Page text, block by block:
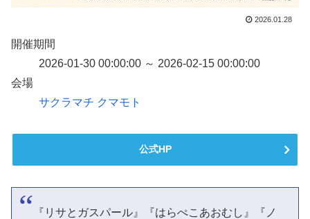
2026.01.28
開催期間
2026-01-30 00:00:00 ～ 2026-02-15 00:00:00
会場
サクラマチ クマモト
公式HP
『リサとガスパール』『はらぺこあおむし』『ノ